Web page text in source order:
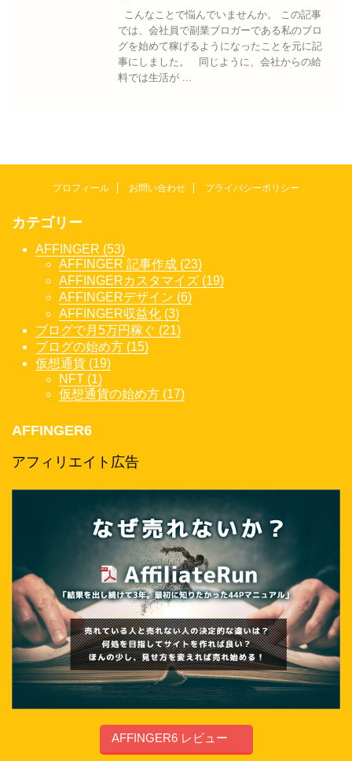
こんなことで悩んでいませんか。 この記事
では、会社員で副業ブロガーである私のブロ
グを始めて稼げるようになったことを元に記
事にしました。 同じように、会社からの給
料では生活が ...
プロフィール お問い合わせ プライバシーポリシー
カテゴリー
AFFINGER (53)
AFFINGER 記事作成 (23)
AFFINGERカスタマイズ (19)
AFFINGERデザイン (6)
AFFINGER収益化 (3)
ブログで月5万円稼ぐ (21)
ブログの始め方 (15)
仮想通貨 (19)
NFT (1)
仮想通貨の始め方 (17)
AFFINGER6
アフィリエイト広告
AFFINGER6 レビュー